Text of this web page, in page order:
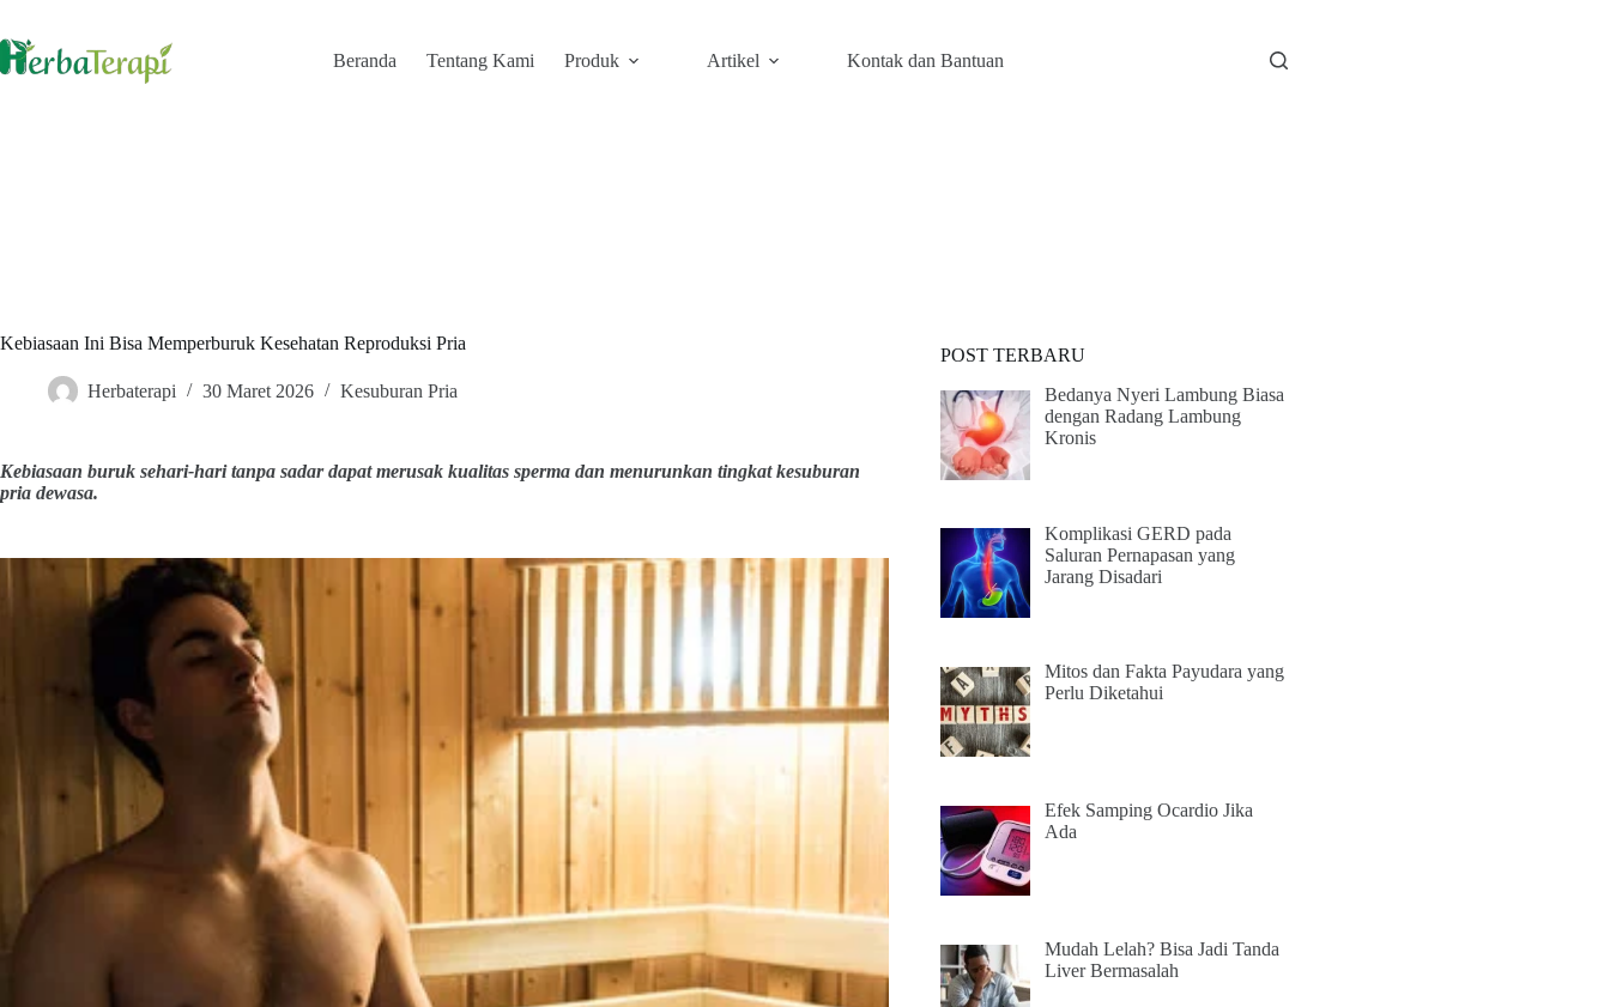
content
Beranda Tentang Kami Produk Artikel Kontak dan Bantuan
Kebiasaan Ini Bisa Memperburuk Kesehatan Reproduksi Pria
Herbaterapi 30 Maret 2026 Kesuburan Pria
Kebiasaan buruk sehari-hari tanpa sadar dapat merusak kualitas sperma dan menurunkan tingkat kesuburan
pria dewasa.
POST TERBARU
Bedanya Nyeri Lambung Biasa
dengan Radang Lambung
Kronis
Komplikasi GERD pada
Saluran Pernapasan yang
Jarang Disadari
Mitos dan Fakta Payudara yang
Perlu Diketahui
Efek Samping Ocardio Jika
Ada
Mudah Lelah? Bisa Jadi Tanda
Liver Bermasalah